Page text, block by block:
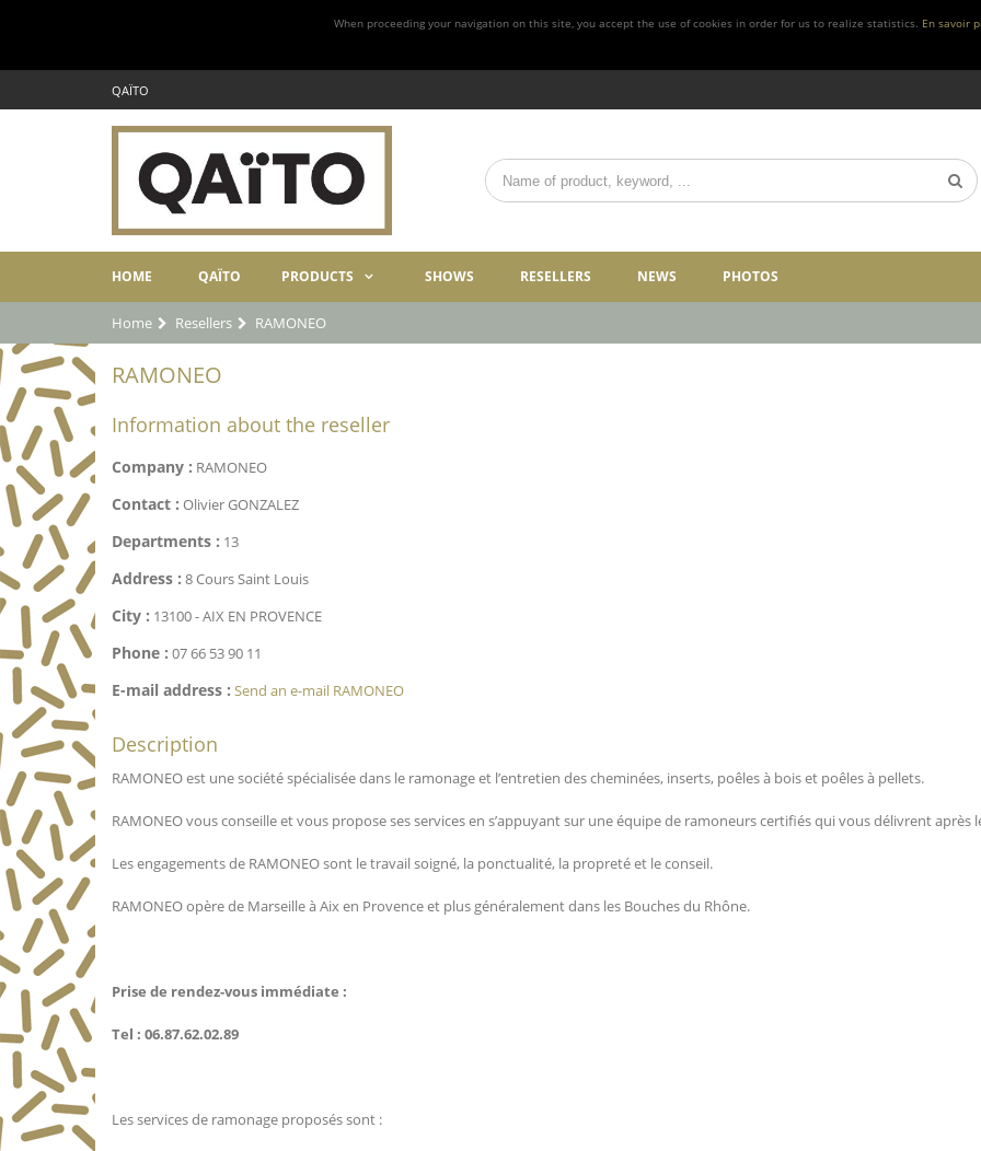
When proceeding your navigation on this site, you accept the use of cookies in order for us to realize statistics. En savoir
QAÏTO
HOME QAÏTO PRODUCTS SHOWS RESELLERS NEWS PHOTOS
Home Resellers RAMONEO
RAMONEO
Information about the reseller
Company : RAMONEO
Contact : Olivier GONZALEZ
Departments : 13
Address : 8 Cours Saint Louis
City : 13100 - AIX EN PROVENCE
Phone : 07 66 53 90 11
E-mail address : Send an e-mail RAMONEO
Description
RAMONEO est une société spécialisée dans le ramonage et l’entretien des cheminées, inserts, poêles à bois et poêles à pellets.
RAMONEO vous conseille et vous propose ses services en s’appuyant sur une équipe de ramoneurs certifiés qui vous délivrent
Les engagements de RAMONEO sont le travail soigné, la ponctualité, la propreté et le conseil.
RAMONEO opère de Marseille à Aix en Provence et plus généralement dans les Bouches du Rhône.
Prise de rendez-vous immédiate :
Tel : 06.87.62.02.89
Les services de ramonage proposés sont :